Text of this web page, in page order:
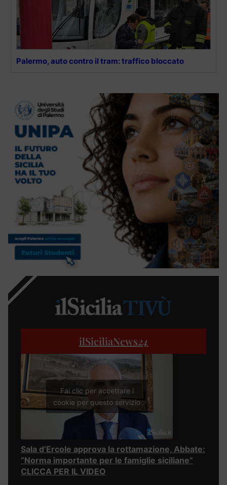
Palermo, auto contro il tram: traffico bloccato
ilSiciliaNews24
Fai clic per accettare i
cookie per questo servizio
Sala d’Ercole approva la rottamazione, Abbate:
“Norma importante per le famiglie siciliane”
CLICCA PER IL VIDEO